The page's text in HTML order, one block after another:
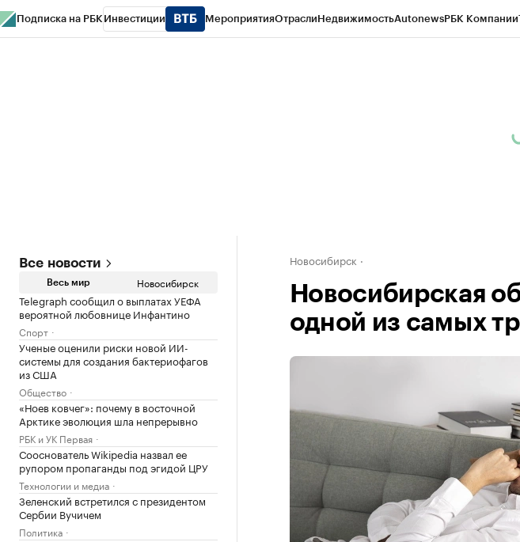
Подписка на РБК Инвестиции МероприятияОтраслиНедвижимостьAutonewsРБК Компании
Все новости
Весь мир Новосибирск
Telegraph сообщил о выплатах УЕФА
вероятной любовнице Инфантино
Спорт
Ученые оценили риски новой ИИ-
системы для создания бактериофагов
из США
Общество
«Ноев ковчег»: почему в восточной
Арктике эволюция шла непрерывно
РБК и УК Первая
Сооснователь Wikipedia назвал ее
рупором пропаганды под эгидой ЦРУ
Технологии и медиа
Зеленский встретился с президентом
Сербии Вучичем
Политика
Новосибирск
Новосибирская
одной из самых